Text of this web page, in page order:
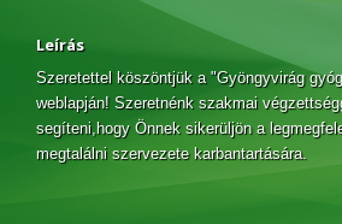
Leírás
Szeretettel köszöntjük a "Gyöngyvirág
weblapján! Szeretnénk szakmai
segíteni,hogy Önnek sikerüljön a
megtalálni szervezete karbantartására.